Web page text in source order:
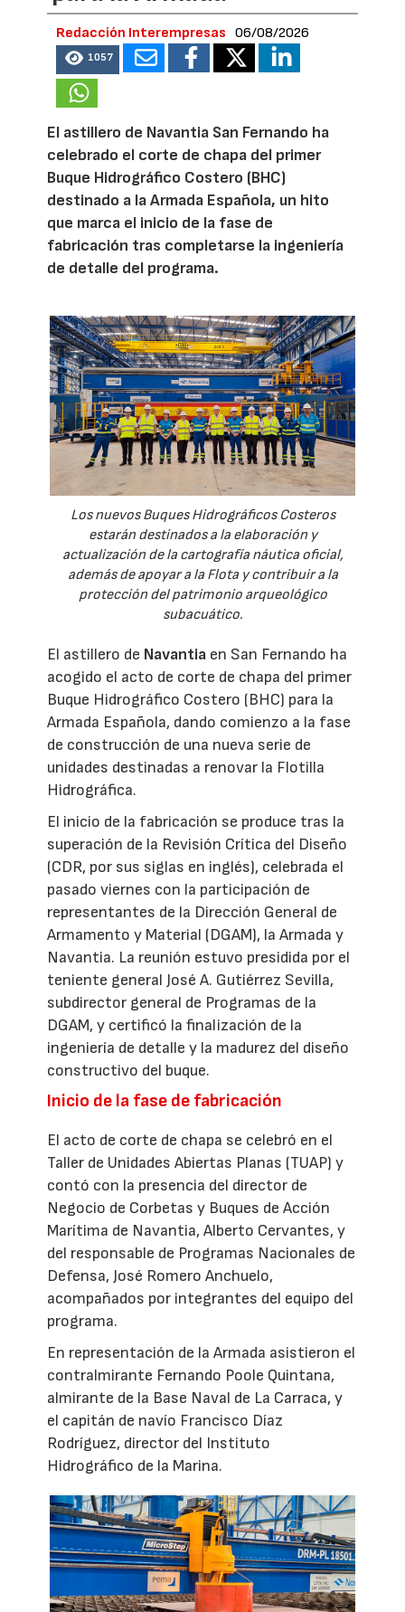
Redacción Interempresas 06/08/2026
1057
El astillero de Navantia San Fernando ha
celebrado el corte de chapa del primer
Buque Hidrográfico Costero (BHC)
destinado a la Armada Española, un hito
que marca el inicio de la fase de
fabricación tras completarse la ingeniería
de detalle del programa.
Los nuevos Buques Hidrográficos Costeros
estarán destinados a la elaboración y
actualización de la cartografía náutica oficial,
además de apoyar a la Flota y contribuir a la
protección del patrimonio arqueológico
subacuático.
El astillero de Navantia en San Fernando ha
acogido el acto de corte de chapa del primer
Buque Hidrográfico Costero (BHC) para la
Armada Española, dando comienzo a la fase
de construcción de una nueva serie de
unidades destinadas a renovar la Flotilla
Hidrográfica.
El inicio de la fabricación se produce tras la
superación de la Revisión Crítica del Diseño
(CDR, por sus siglas en inglés), celebrada el
pasado viernes con la participación de
representantes de la Dirección General de
Armamento y Material (DGAM), la Armada y
Navantia. La reunión estuvo presidida por el
teniente general José A. Gutiérrez Sevilla,
subdirector general de Programas de la
DGAM, y certificó la finalización de la
ingeniería de detalle y la madurez del diseño
constructivo del buque.
Inicio de la fase de fabricación
El acto de corte de chapa se celebró en el
Taller de Unidades Abiertas Planas (TUAP) y
contó con la presencia del director de
Negocio de Corbetas y Buques de Acción
Marítima de Navantia, Alberto Cervantes, y
del responsable de Programas Nacionales de
Defensa, José Romero Anchuelo,
acompañados por integrantes del equipo del
programa.
En representación de la Armada asistieron el
contralmirante Fernando Poole Quintana,
almirante de la Base Naval de La Carraca, y
el capitán de navío Francisco Díaz
Rodríguez, director del Instituto
Hidrográfico de la Marina.